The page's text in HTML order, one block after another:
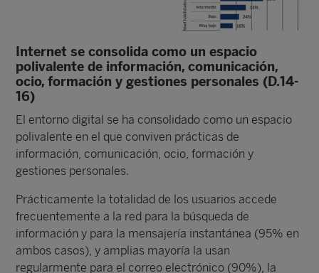
Internet se consolida como un espacio
polivalente de información, comunicación,
ocio, formación y gestiones personales (D.14-
16)
El entorno digital se ha consolidado como un espacio
polivalente en el que conviven prácticas de
información, comunicación, ocio, formación y
gestiones personales.
Prácticamente la totalidad de los usuarios accede
frecuentemente a la red para la búsqueda de
información y para la mensajería instantánea (95% en
ambos casos), y amplias mayoría la usan
regularmente para el correo electrónico (90%), la